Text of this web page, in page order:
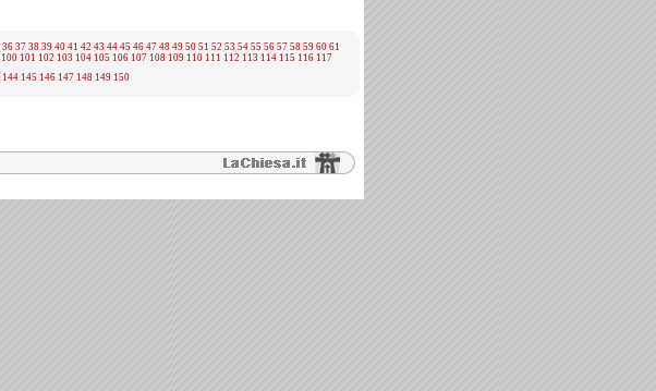
36 37 38 39 40 41 42 43 44 45 46 47 48 49 50 51 52 53 54 55 56 57 58 59 60 61
100 101 102 103 104 105 106 107 108 109 110 111 112 113 114 115 116 117
144 145 146 147 148 149 150